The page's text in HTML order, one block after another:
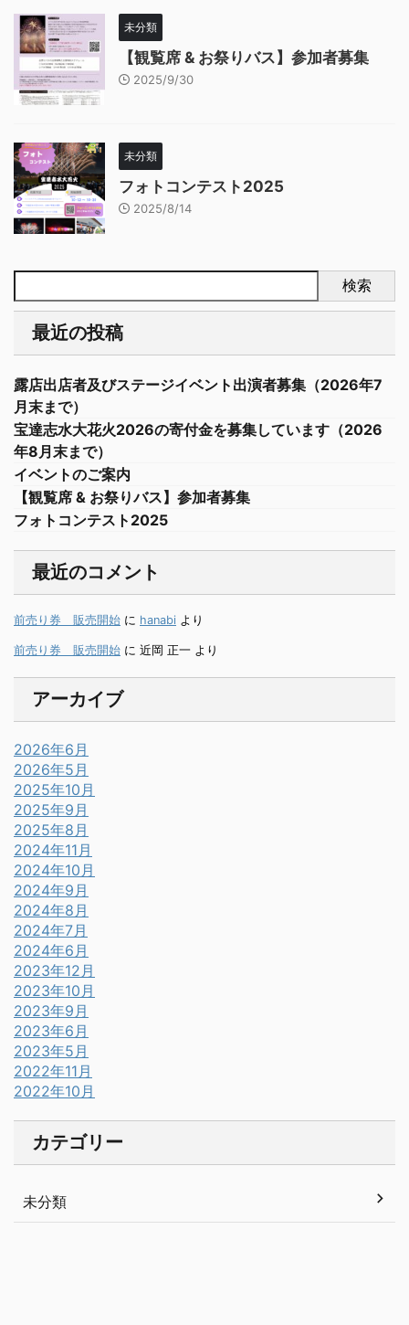
未分類
【観覧席 & お祭りバス】参加者募集
2025/9/30
未分類
フォトコンテスト2025
2025/8/14
検索
最近の投稿
露店出店者及びステージイベント出演者募集（2026年7
月末まで）
宝達志水大花火2026の寄付金を募集しています（2026
年8月末まで）
イベントのご案内
【観覧席 & お祭りバス】参加者募集
フォトコンテスト2025
最近のコメント
前売り券 販売開始 に hanabi より
前売り券 販売開始 に 近岡 正一 より
アーカイブ
2026年6月
2026年5月
2025年10月
2025年9月
2025年8月
2024年11月
2024年10月
2024年9月
2024年8月
2024年7月
2024年6月
2023年12月
2023年10月
2023年9月
2023年6月
2023年5月
2022年11月
2022年10月
カテゴリー
未分類